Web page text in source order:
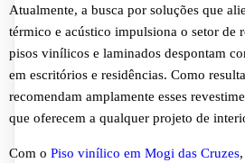
Atualmente, a busca por soluções que
térmico e acústico impulsiona o setor de
pisos vinílicos e laminados despontam
em escritórios e residências. Como
recomendam amplamente esses
que oferecem a qualquer projeto de
Com o Piso vinílico em Mogi das Cruzes